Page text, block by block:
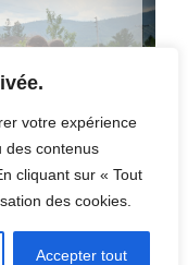
votre expérience
des contenus
cliquant sur « Tout
des cookies.
Accepter tout